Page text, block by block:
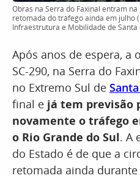
Obras na Serra do Faxinal entram
retomada do tráfego ainda em julho
Infraestrutura e Mobilidade de Santa
Após anos de espera, a
SC-290, na Serra do
no Extremo Sul de
final e já tem previsão
novamente o tráfego
o Rio Grande do Sul. A
do Estado é de que a
retomada ainda